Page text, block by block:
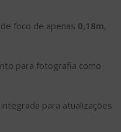
foco de apenas 0,18m,
para fotografia como
para atualizações